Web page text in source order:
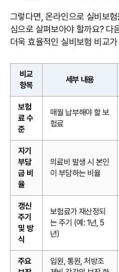
그렇다면, 온라인으로 실비보
심으로 살펴보아야 할까요? 다
더욱 효율적인 실비보험 비교
비교
항목
세부 내용
보험
료 수
준
매월 납부해야 할 보
험료
자기
부담
금 비
율
의료비 발생 시 본인
이 부담하는 비율
갱신
주기
및 방
식
보험료가 재산정되
는 주기 (예: 1년, 5
년)
주요
입원, 통원, 처방조